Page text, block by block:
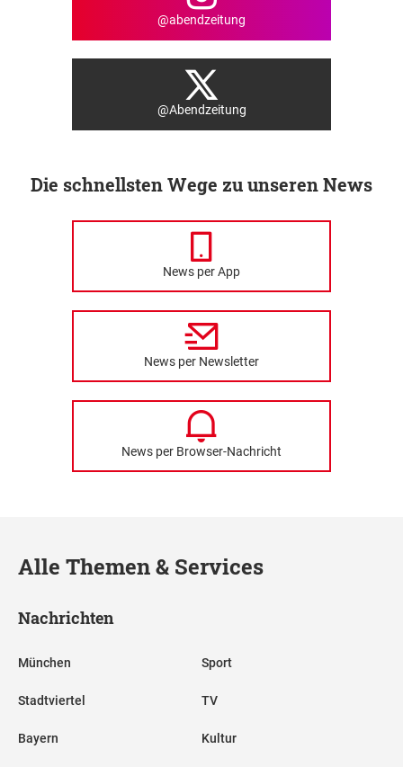
@abendzeitung
@Abendzeitung
Die schnellsten Wege zu unseren News
News per App
News per Newsletter
News per Browser-Nachricht
Alle Themen & Services
Nachrichten
München
Stadtviertel
Bayern
Sport
TV
Kultur